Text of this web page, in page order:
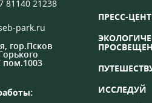
81140 21238
park.ru
гор.Псков
пом.1003
ПРЕСС-
ИССЛЕДУЙ